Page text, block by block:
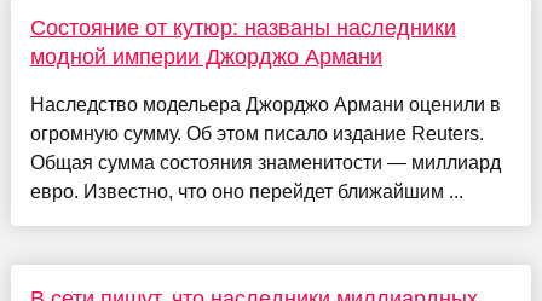
Состояние от кутюр: названы наследники
модной империи Джорджо Армани
Наследство модельера Джорджо Армани оценили в
огромную сумму. Об этом писало издание Reuters.
Общая сумма состояния знаменитости — миллиард
евро. Известно, что оно перейдет ближайшим ...